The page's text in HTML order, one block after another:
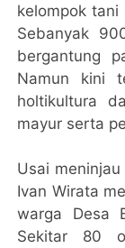
kelompok tani
Sebanyak
bergantung
Namun kini
holtikultura
mayur serta
Usai
Ivan Wirata
warga Desa
Sekitar 80